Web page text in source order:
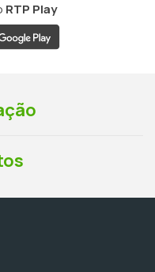
RTP Play